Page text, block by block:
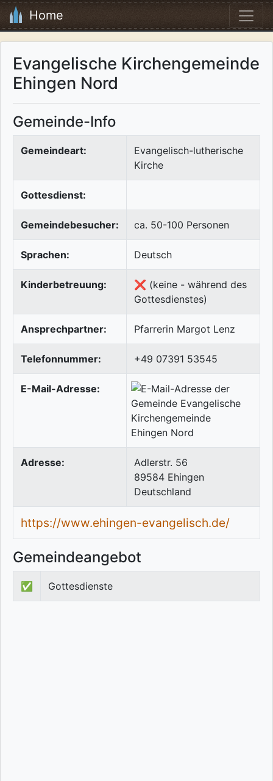
Home
Evangelische Kirchengemeinde
Ehingen Nord
Gemeinde-Info
Gemeindeart:
Evangelisch-lutherische
Kirche
Gottesdienst:
Gemeindebesucher: ca. 50-100 Personen
Sprachen: Deutsch
Kinderbetreuung:
❌ (keine - während des
Gottesdienstes)
Ansprechpartner: Pfarrerin Margot Lenz
Telefonnummer: +49 07391 53545
E-Mail-Adresse:
Adresse:
Adlerstr. 56
89584 Ehingen
Deutschland
https://www.ehingen-evangelisch.de/
Gemeindeangebot
✅ Gottesdienste